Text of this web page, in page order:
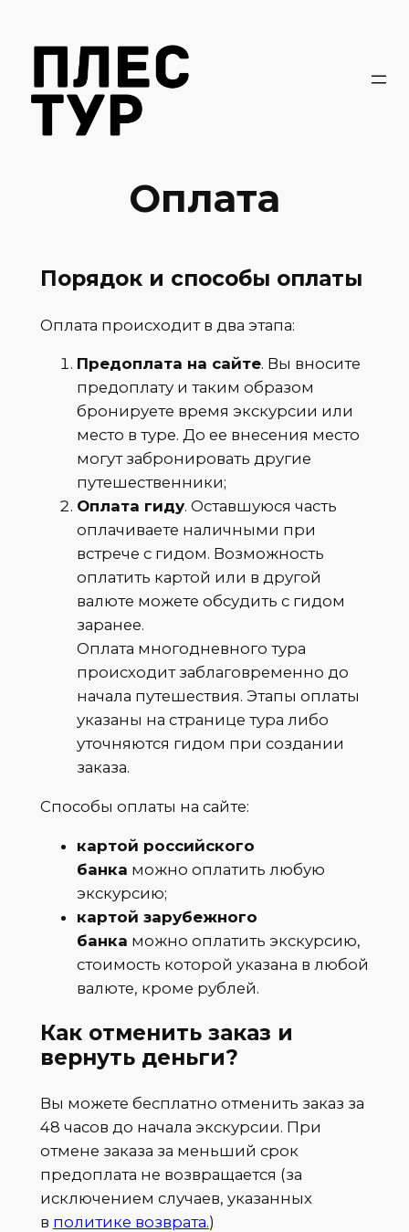
содержимому
Оплата
Порядок и способы оплаты
Оплата происходит в два этапа:
Предоплата на сайте. Вы вносите
предоплату и таким образом
бронируете время экскурсии или
место в туре. До ее внесения место
могут забронировать другие
путешественники;
Оплата гиду. Оставшуюся часть
оплачиваете наличными при
встрече с гидом. Возможность
оплатить картой или в другой
валюте можете обсудить с гидом
заранее.
Оплата многодневного тура
происходит заблаговременно до
начала путешествия. Этапы оплаты
указаны на странице тура либо
уточняются гидом при создании
заказа.
Способы оплаты на сайте:
картой российского
банка можно оплатить любую
экскурсию;
картой зарубежного
банка можно оплатить экскурсию,
стоимость которой указана в любой
валюте, кроме рублей.
Как отменить заказ и
вернуть деньги?
Вы можете бесплатно отменить заказ за
48 часов до начала экскурсии. При
отмене заказа за меньший срок
предоплата не возвращается (за
исключением случаев, указанных
в политике возврата.)